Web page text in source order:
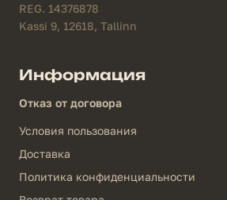
REG. 14376878
Kassi 9, 12618, Tallinn
Информация
Отказ от договора
Условия пользования
Доставка
Политика конфиденциальности